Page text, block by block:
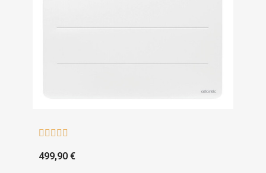
    
499,90 €